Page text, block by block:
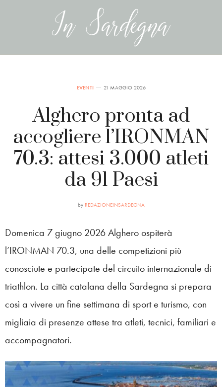
EVENTI 21 MAGGIO 2026
Alghero pronta ad
accogliere l’IRONMAN
70.3: attesi 3.000 atleti
da 91 Paesi
by REDAZIONEINSARDEGNA
Domenica 7 giugno 2026 Alghero ospiterà
l’IRONMAN 70.3, una delle competizioni più
conosciute e partecipate del circuito internazionale di
triathlon. La città catalana della Sardegna si prepara
così a vivere un fine settimana di sport e turismo, con
migliaia di presenze attese tra atleti, tecnici, familiari e
accompagnatori.